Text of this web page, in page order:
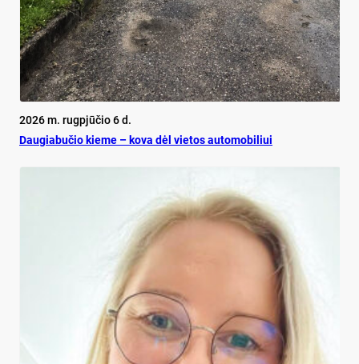
2026 m. rugpjūčio 6 d.
Dau­gia­bu­čio kie­me – ko­va dėl vie­tos au­to­mo­bi­liui